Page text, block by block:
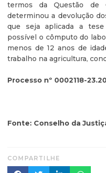
termos da Questão
determinou a devolução
que seja aplicada a
possível o cômputo do
menos de 12 anos de
trabalho na agricultura,
Processo nº 0002118-
Fonte: Conselho da
COMPARTILHE